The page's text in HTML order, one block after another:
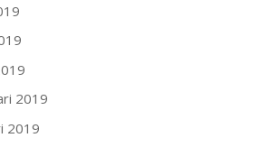
2019
2019